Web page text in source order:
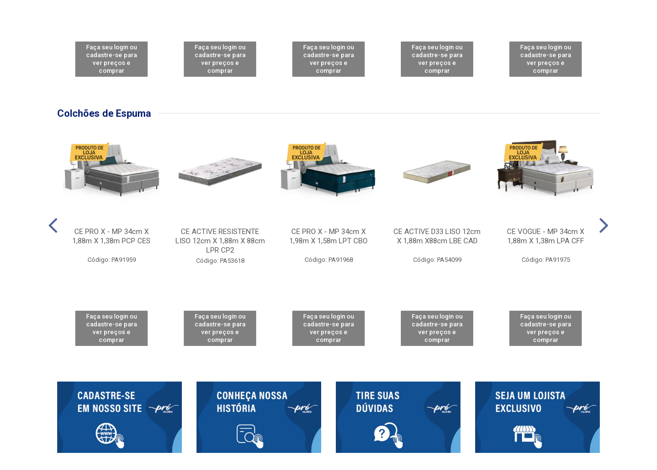
Faça seu login ou
cadastre-se para
ver preços e
comprar
Faça seu login ou
cadastre-se para
ver preços e
comprar
Faça seu login ou
cadastre-se para
ver preços e
comprar
Faça seu login ou
cadastre-se para
ver preços e
comprar
Faça seu login ou
cadastre-se para
ver preços e
comprar
Colchões de Espuma
CE PRO X - MP 34cm X
1,88m X 1,38m PCP CES
Código: PA91959
Faça seu login ou
cadastre-se para
ver preços e
comprar
CE ACTIVE RESISTENTE
LISO 12cm X 1,88m X 88cm
LPR CP2
Código: PA53618
Faça seu login ou
cadastre-se para
ver preços e
comprar
CE PRO X - MP 34cm X
1,98m X 1,58m LPT CBO
Código: PA91968
Faça seu login ou
cadastre-se para
ver preços e
comprar
CE ACTIVE D33 LISO 12cm
X 1,88m X88cm LBE CAD
Código: PA54099
Faça seu login ou
cadastre-se para
ver preços e
comprar
CE VOGUE - MP 34cm X
1,88m X 1,38m LPA CFF
Código: PA91975
Faça seu login ou
cadastre-se para
ver preços e
comprar